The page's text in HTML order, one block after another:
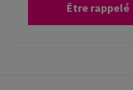
Être rappelé